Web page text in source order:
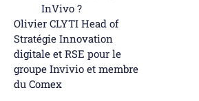
InVivo ?
Olivier CLYTI Head of
Stratégie Innovation
digitale et RSE pour le
groupe Invivio et membre
du Comex